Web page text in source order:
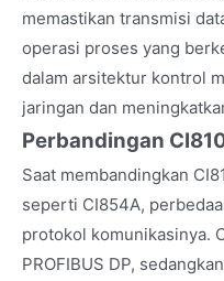
memastikan transmisi
operasi proses yang
dalam arsitektur kontrol
jaringan dan
Perbandingan
Saat membandingkan
seperti CI854A,
protokol komunikasinya.
PROFIBUS DP,